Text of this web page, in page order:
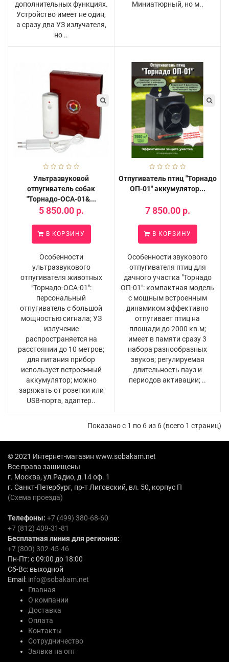
дополнительных функциях.
Устройство имеет не один,
а сразу два УЗ излучателя,
но ..
Миниатюрный, но м..
Ультразвуковой
отпугиватель собак
"Торнадо-ОСА-01&...
5 850.00 р.
В КОРЗИНУ
Особенности
ультразвукового
отпугивателя животных
"Торнадо-ОСА-01":
персональный
отпугиватель с большой
мощностью сигнала; УЗ
излучение
распространяется на
расстоянии до 10 метров;
для питания прибор
использует встроенный
аккумулятор; можно
заряжать от розетки или
USB-порта, адаптер..
Отпугиватель птиц "Торнадо
ОП-01" аккумулятор...
7 850.00 р.
В КОРЗИНУ
Особенности звукового
отпугивателя птиц для
дачного участка "Торнадо
ОП-01": компактная модель
с мощным встроенным
динамиком эффективно
отпугивает птиц на
площади до 2000 кв.м;
имеет в памяти сразу 3
набора разнообразных
звуков; регулируемая
длительность пауз и
периодов активации; ..
Показано с 1 по 6 из 6 (всего 1 страниц)
© 2021 Интернет-магазин www.sobakam.net
Все права защищены
г. Москва, ул.Радио, д.14 оф. 1
г. Санкт-Петербург, пр-т Лиговский, вл. 50, корпус П
(Схема проезда)
Телефоны: +7 (499) 380-68-60
+7 (812) 409-31-81
Бесплатная линия для регионов:
+7 (800) 302-45-46
Пн-Пт: с 09:00 до 18:00
Сб-Вс: выходной
Email: info@sobakam.net
Главная
О компании
Доставка
Оплата
Контакты
Сотрудничество
Заявка на опт